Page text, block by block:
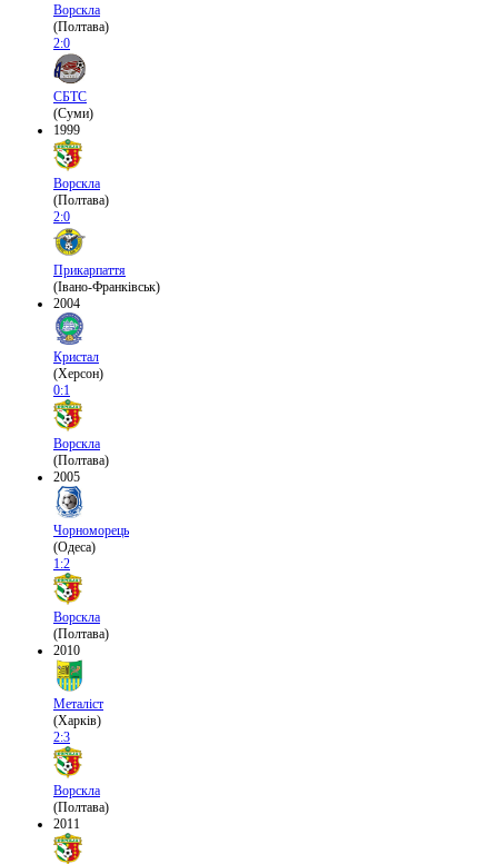
Ворскла
(Полтава)
2:0
СБТС
(Суми)
1999
Ворскла
(Полтава)
2:0
Прикарпаття
(Івано-Франківськ)
2004
Кристал
(Херсон)
0:1
Ворскла
(Полтава)
2005
Чорноморець
(Одеса)
1:2
Ворскла
(Полтава)
2010
Металіст
(Харків)
2:3
Ворскла
(Полтава)
2011